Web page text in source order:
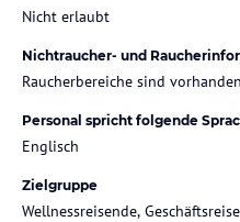
Nicht erlaubt
Nichtraucher- und
Raucherbereiche sind vorhanden
Personal spricht folgende
Englisch
Zielgruppe
Wellnessreisende,